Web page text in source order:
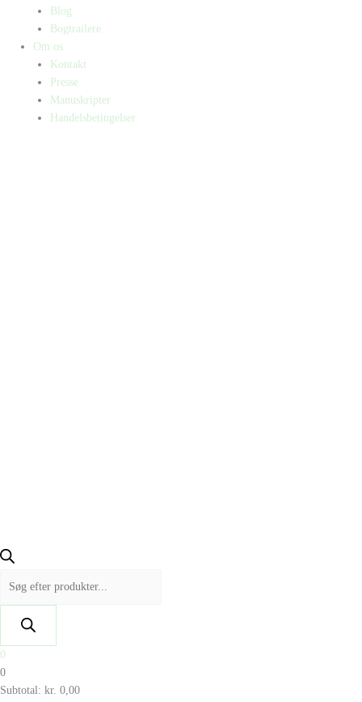
Blog
Bogtrailere
Om os
Kontakt
Presse
Manuskripter
Handelsbetingelser
0
0
Subtotal: kr. 0,00